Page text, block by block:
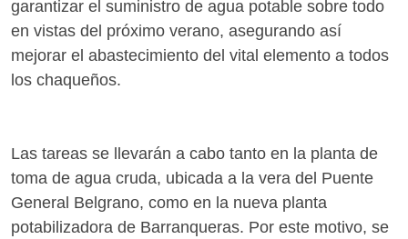
garantizar el suministro de agua potable sobre todo
en vistas del próximo verano, asegurando así
mejorar el abastecimiento del vital elemento a todos
los chaqueños.
Las tareas se llevarán a cabo tanto en la planta de
toma de agua cruda, ubicada a la vera del Puente
General Belgrano, como en la nueva planta
potabilizadora de Barranqueras. Por este motivo, se